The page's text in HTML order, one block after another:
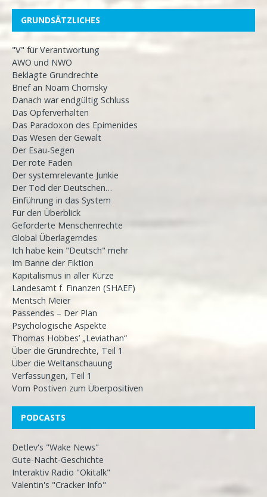
GRUNDSÄTZLICHES
"V" für Verantwortung
AWO und NWO
Beklagte Grundrechte
Brief an Noam Chomsky
Danach war endgültig Schluss
Das Opferverhalten
Das Paradoxon des Epimenides
Das Wesen der Gewalt
Der Esau-Segen
Der rote Faden
Der systemrelevante Junkie
Der Tod der Deutschen…
Einführung in das System
Für den Überblick
Geforderte Menschenrechte
Global Überlagerndes
Ich habe kein "Deutsch" mehr
Im Banne der Fiktion
Kapitalismus in aller Kürze
Landesamt f. Finanzen (SHAEF)
Mentsch Meier
Passendes – Der Plan
Psychologische Aspekte
Thomas Hobbes’ „Leviathan“
Über die Grundrechte, Teil 1
Über die Weltanschauung
Verfassungen, Teil 1
Vom Postiven zum Überpositiven
PODCASTS
Detlev's "Wake News"
Gute-Nacht-Geschichte
Interaktiv Radio "Okitalk"
Valentin's "Cracker Info"